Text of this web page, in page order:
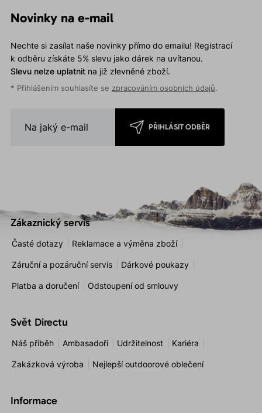
Novinky na e-mail
Nechte si zasílat naše novinky přímo do emailu! Registrací
k odběru získáte 5% slevu jako dárek na uvítanou.
Slevu nelze uplatnitna již zlevněné zboží.
* Přihlášením souhlasíte se zpracováním osobních údajů.
PŘIHLÁSIT ODBĚR
Zákaznický servis
Časté dotazy Reklamace a výměna zboží
Záruční a pozáruční servis Dárkové poukazy
Platba a doručení Odstoupení od smlouvy
Svět Directu
Náš příběh Ambasadoři Udržitelnost Kariéra
Zakázková výroba Nejlepší outdoorové oblečení
Informace